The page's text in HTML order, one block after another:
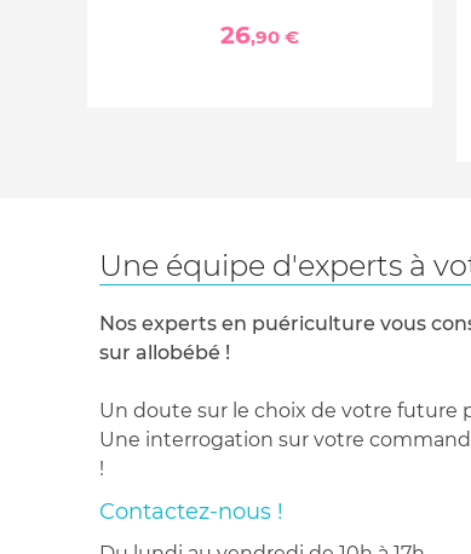
26,90 €
Une équipe d'experts à
Nos experts en puériculture vous
sur allobébé !
Un doute sur le choix de votre future
Une interrogation sur votre
!
Contactez-nous !